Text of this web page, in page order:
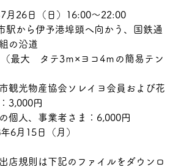
月26日（日）16:00～22:00
駅から伊予港埠頭へ向かう、国鉄通
の沿道
最大　タテ3ｍ×ヨコ4ｍの簡易テン
産協会ソレイヨ会員および花
3,000円
事業者さま：6,000円
6月15日（月）
店規則は下記のファイルをダウンロ